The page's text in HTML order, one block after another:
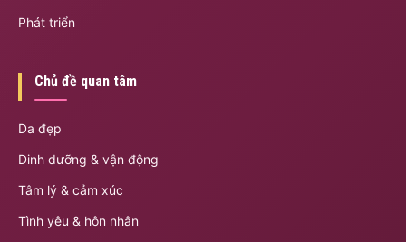
Phát triển
Chủ đề quan tâm
Da đẹp
Dinh dưỡng & vận động
Tâm lý & cảm xúc
Tình yêu & hôn nhân